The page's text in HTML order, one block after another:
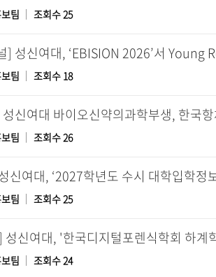
팀 조회수 25
] 성신여대, ‘EBISION 2026’서
팀 조회수 18
신여대 바이오신약의과학부생, 한국
팀 조회수 26
신여대, ‘2027학년도 수시 대학입학정
팀 조회수 25
성신여대, '한국디지털포렌식학회 하계
팀 조회수 24